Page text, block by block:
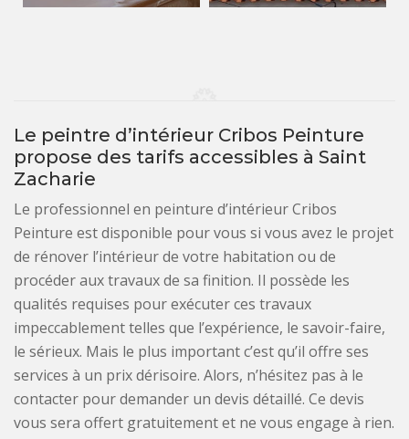
Le peintre d’intérieur Cribos Peinture
propose des tarifs accessibles à Saint
Zacharie
Le professionnel en peinture d’intérieur Cribos
Peinture est disponible pour vous si vous avez le projet
de rénover l’intérieur de votre habitation ou de
procéder aux travaux de sa finition. Il possède les
qualités requises pour exécuter ces travaux
impeccablement telles que l’expérience, le savoir-faire,
le sérieux. Mais le plus important c’est qu’il offre ses
services à un prix dérisoire. Alors, n’hésitez pas à le
contacter pour demander un devis détaillé. Ce devis
vous sera offert gratuitement et ne vous engage à rien.